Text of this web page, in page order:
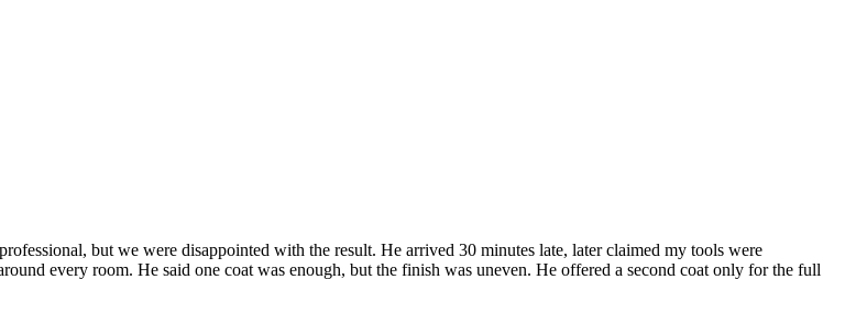
but we were disappointed with the result. He arrived 30 minutes late, later claimed my tools were
every room. He said one coat was enough, but the finish was uneven. He offered a second coat only for the full